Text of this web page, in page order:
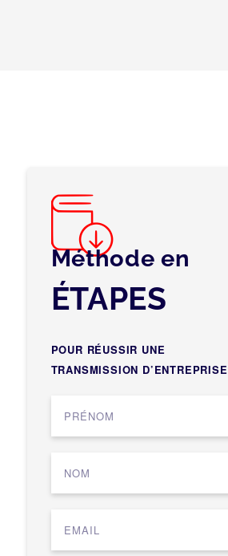
Méthode en
ÉTAPES
POUR RÉUSSIR UNE
TRANSMISSION D’ENTREPRISE